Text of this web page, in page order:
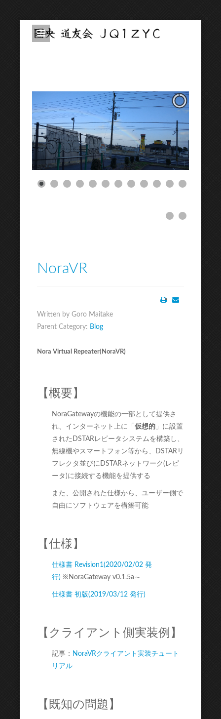
圏央道友会
NoraVR
Written by Goro Maitake
Parent Category: Blog
Nora Virtual Repeater(NoraVR)
【概要】
NoraGatewayの機能の一部として提供さ
れ、インターネット上に「 仮想的 」に設置
されたDSTARレピータシステムを構築し、
無線機やスマートフォン等から、DSTARリ
フレクタ並びにDSTARネットワーク(レピ
ータ)に接続する機能を提供する
また、公開された仕様から、ユーザー側で
自由にソフトウェアを構築可能
【仕様】
仕様書 Revision1(2020/02/02 発
行) ※NoraGateway v0.1.5a～
仕様書 初版(2019/03/12 発行)
【クライアント側実装例】
記事： NoraVRクライアント実装チュート
リアル
【既知の問題】